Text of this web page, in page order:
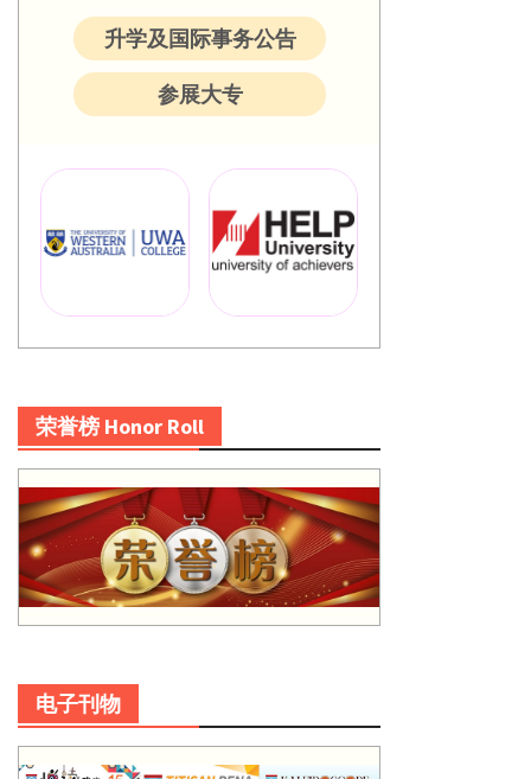
升学及国际事务公告
参展大专
荣誉榜 Honor Roll
电子刊物